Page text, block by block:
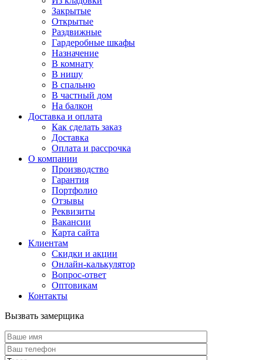
Закрытые
Открытые
Раздвижные
Гардеробные шкафы
Назначение
В комнату
В нишу
В спальню
В частный дом
На балкон
Доставка и оплата
Как сделать заказ
Доставка
Оплата и рассрочка
О компании
Производство
Гарантия
Портфолио
Отзывы
Реквизиты
Вакансии
Карта сайта
Клиентам
Скидки и акции
Онлайн-калькулятор
Вопрос-ответ
Оптовикам
Контакты
Вызвать замерщика